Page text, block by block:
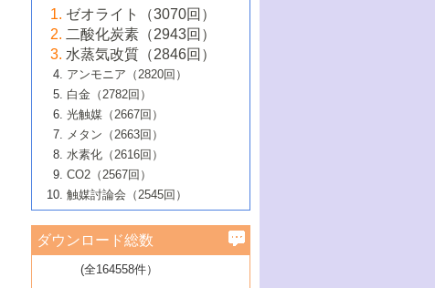
大学：オンライン・対面開催）
6号 メタン転換技術の最新動向
B号 第125回触媒討論会（2020年・工学
院大学）
5号 固体触媒による含窒素有機化合物変
換の最前線
6号 貴金属使用量低減に向けた自動車排
ガス浄化触媒の開発
B号 第123回触媒討論会（2019年・大阪
B号 第121回触媒討論会（2018年・東京
大学）
5号 水素のふるまいを解き明かす最先端
研究
6号 低級アルカンの有効利用のための触
媒技術
B号 第119回触媒討論会（2017年・首都
大学東京）
媒技術
3号 触媒研究の最先端～とびたて若き研究
者たち～（1）
4号 触媒研究の最先端～とびたて若き研究
者たち～（2）
5号 触媒研究の最先端～とびたて若き研究
者たち～（3）
6号 イオニクス材料と燃料電池・電解合成
の最新の研究動向
B号 第117回触媒討論会（2016年・大阪府
立大学）
2号 石油精製用触媒の最近の進展
3号 固体酸化物形燃料電池（SOFC）におけ
るアノード触媒上での燃料直接改質技術
4号 コアシェル構造の制御による触媒機能
5号 工業触媒およびその周辺技術の最近の
進歩
6号 ナノシート
B号 第115回触媒討論会（2015年・成蹊大
2号 光触媒反応機構に関する最新の研究動
向
開発動向
4号 人工光合成に向けた近年のアプローチ
5号 未利用熱エネルギーの有効活用に貢献
する触媒技術
6号 ポリオキソメタレート
B号 第113回触媒討論会（2014年・ロワジ
ールホテル豊橋）
1号 高耐久性燃料電池システム用触媒にお
ける新展開
2号 リビングラジカル重合の最近の動向
3号 天然ガスの化学工業的展開に関する触
媒技術
4号 貴金属触媒の精密構造制御とその活用
5号 バイオマス化成品製造のための固体触
6号 ナノ空間─吸着状態解析から新機能開拓
B号 第111回触媒討論会（2013年・関西大
▼54巻（2012年）
1号 規則性多孔体の利用技術における最近
の進歩
2号 第109回触媒討論会
3号 貴金属低減技術の最新動向
4号 貴金属代替技術の最新動向
5号 光触媒による物質変換反応の新展開
6号 グラフェン
7号 水素を利用する化成品合成の新潮流
▼53巻（2011年）
1号 金属学から見る合金触媒の新展開
2号 第107回触媒討論会
3号 触媒のその場観察法の進歩（１）
4号 触媒のその場観察法の進歩（２）
5号 不活性結合の触媒的活性化による有機
合成
6号 新しい固体酸触媒技術
7号 ゼオライト合成における最近の進歩
▼52巻（2010年）
1号 触媒の劣化対策と長寿命触媒開発
2号 第105回触媒討論会
3号 ナノ構造が拓く新機能
4号 活性サイトおよびその環境の精密な設
計による触媒の高機能化
5号 触媒を有効に使うための技術
7号 有機分子触媒による精密有機合成
1号 炭素材料－熱い注目を集める材料－
2号 第103回触媒討論会
3号 環境浄化用光触媒の現状と課題
4号 水素社会の実現に向けた水素製造・貯
蔵技術の進歩
5号 CO2が関わる触媒・材料
▼50巻（2008年）
1号 触媒化学と学会のこの10年，半世紀，
そして未来
2号 第101回触媒討論会
4号 錯体を利用したユニークな表面構造の
構築と機能
▼49巻（2007年）
1号 含フッ素化合物の合成と触媒
2号 第99回触媒討論会
3号 実用的ファインケミカル合成プロセス
を実現する触媒
▼48巻（2006年）
1号 固体酸触媒の最近の進歩
2号 第97回触媒討論会
3号 リビング重合触媒の最近の展開
1号 最近の触媒担体とその効果
2号 第95回触媒討論会
▼46巻（2004年）
1号 部分酸化反応触媒の最前線
▼45巻（2003年）
ゼオライト（3070回）
二酸化炭素（2943回）
水蒸気改質（2846回）
アンモニア（2820回）
白金（2782回）
光触媒（2667回）
メタン（2663回）
水素化（2616回）
CO2（2567回）
触媒討論会（2545回）
ダウンロード総数
(全164558件）